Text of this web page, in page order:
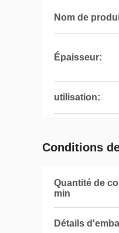
Nom de
Épaisseur:
utilisation:
Conditions
Quantité de
min
Détails